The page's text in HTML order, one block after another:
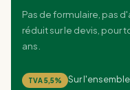
Pas de formulaire, pas
réduit sur le devis, pour
ans.
TVA 5,5% Sur